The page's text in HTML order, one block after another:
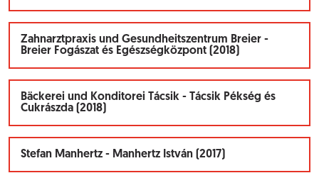
Zahnarztpraxis und Gesundheitszentrum Breier -
Breier Fogászat és Egészségközpont (2018)
Bäckerei und Konditorei Tácsik - Tácsik Pékség és
Cukrászda (2018)
Stefan Manhertz - Manhertz István (2017)